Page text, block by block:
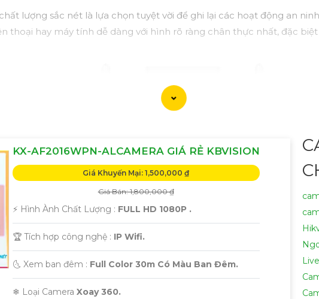
lượng sắc nét là lựa chọn tuyệt vời để ghi lại các hoạt động an
thoại hay máy tính dễ dàng với hình rõ ràng chân thực nhất, đặc
KX-AF2016WPN-ALCAMERA GIÁ RẺ KBVISION
Giá Khuyến Mại: 1,500,000 ₫
Giá Bán: 1,800,000 ₫
️⚡ Hình Ành Chất Lượng : FULL HD 1080P .
🏆 Tích hợp công nghệ : IP Wifi.
🌜 Xem ban đêm : Full Color 30m Có Màu Ban Đêm.
❄ Loại Camera Xoay 360.